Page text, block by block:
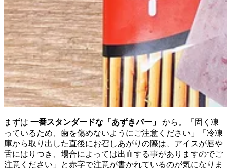
まずは 一番スタンダードな「あずきバー」
から。「固く凍
っているため、歯を傷めないようにご注意ください」「冷凍
庫から取り出した直後にお召しあがりの際は、アイスが唇や
舌にはりつき、場合によっては出血する事がありますのでご
注意ください」と赤字で注意が書かれているのが気になりま